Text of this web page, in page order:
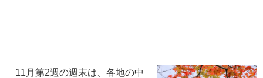
11月第2週の週末は、各地の中